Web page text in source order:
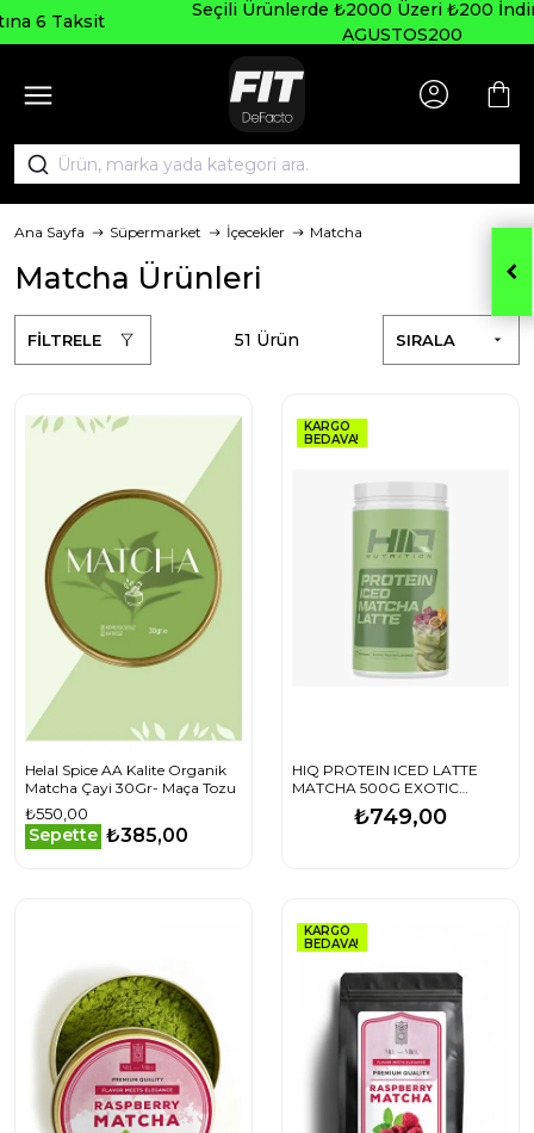
Seçili Ürünlerde ₺2000 Üzeri ₺200 İndirim Kodu:
Ana Sayfa Süpermarket İçecekler Matcha
Matcha Ürünleri
FİLTRELE SIRALA
51 Ürün
Helal Spice AA Kalite Organik
Matcha Çayi 30Gr- Maça Tozu
₺550,00
Sepette ₺385,00
KARGO
BEDAVA!
HIQ PROTEIN ICED LATTE
MATCHA 500G EXOTIC
FRUITS FLAVORED
₺749,00
KARGO
BEDAVA!